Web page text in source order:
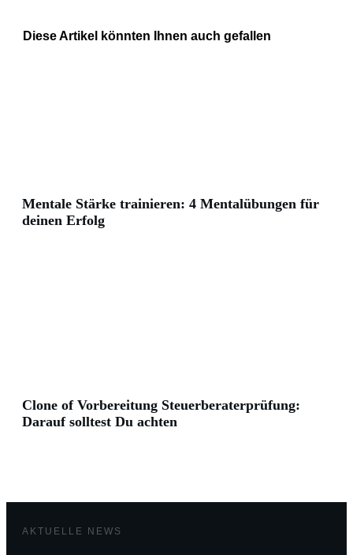
Diese Artikel könnten Ihnen auch gefallen
Mentale Stärke trainieren: 4 Mentalübungen für
deinen Erfolg
Clone of Vorbereitung Steuerberaterprüfung:
Darauf solltest Du achten
AKTUELLE NEWS